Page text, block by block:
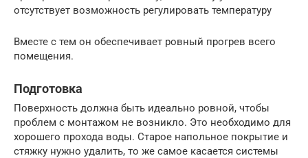
отсутствует возможность регулировать температуру
Вместе с тем он обеспечивает ровный прогрев всего
помещения.
Подготовка
Поверхность должна быть идеально ровной, чтобы
проблем с монтажом не возникло. Это необходимо для
хорошего прохода воды. Старое напольное покрытие и
стяжку нужно удалить, то же самое касается системы